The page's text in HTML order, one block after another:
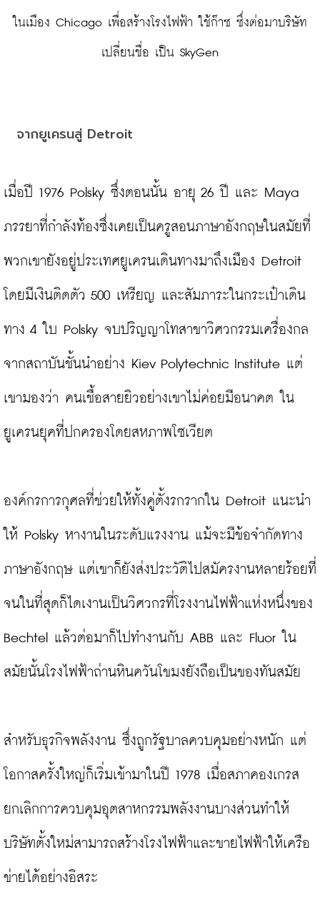
ในเมือง Chicago เพื่อสร้างโรงไฟฟ้า ใช้ก๊าซ ซึ่งต่อมาบริษัท
เปลี่ยนชื่อ เป็น SkyGen
จากยูเครนสู่ Detroit
เมื่อปี 1976 Polsky ซึ่งตอนนั้น อายุ 26 ปี และ Maya
ภรรยาที่กำลังท้องซึ่งเคยเป็นครูสอนภาษาอังกฤษในสมัยที่
พวกเขายังอยู่ประเทศยูเครนเดินทางมาถึงเมือง Detroit
โดยมีเงินติดตัว 500 เหรียญ และสัมภาระในกระเป๋าเดิน
ทาง 4 ใบ Polsky จบปริญญาโทสาขาวิศวกรรมเครื่องกล
จากสถาบันชั้นนำอย่าง Kiev Polytechnic Institute แต่
เขามองว่า คนเชื้อสายยิวอย่างเขาไม่ค่อยมีอนาคต ใน
ยูเครนยุคที่ปกครองโดยสหภาพโซเวียต
องค์กรการกุศลที่ช่วยให้ทั้งคู่ตั้งรกรากใน Detroit แนะนำ
ให้ Polsky หางานในระดับแรงงาน แม้จะมีข้อจำกัดทาง
ภาษาอังกฤษ แต่เขาก็ยังส่งประวัติไปสมัครงานหลายร้อยที่
จนในที่สุดก็ไดเงานเป็นวิศวกรที่โรงงานไฟฟ้าแห่งหนึ่งของ
Bechtel แล้วต่อมาก็ไปทำงานกับ ABB และ Fluor ใน
สมัยนั้นโรงไฟฟ้าถ่านหินควันโขมงยังถือเป็นของทันสมัย
สำหรับธุรกิจพลังงาน ซึ่งถูกรัฐบาลควบคุมอย่างหนัก แต่
โอกาสครั้งใหญ่ก็เริ่มเข้ามาในปี 1978 เมื่อสภาคองเกรส
ยกเลิกการควบคุมอุตสาหกรรมพลังงานบางส่วนทำให้
บริษัทตั้งใหม่สามารถสร้างโรงไฟฟ้าและขายไฟฟ้าให้เครือ
ข่ายได้อย่างอิสระ